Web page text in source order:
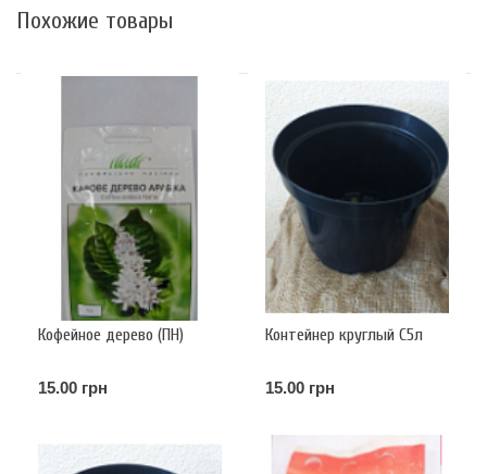
Похожие товары
Кофейное дерево (ПН)
15.00 грн
Контейнер круглый С5л
15.00 грн